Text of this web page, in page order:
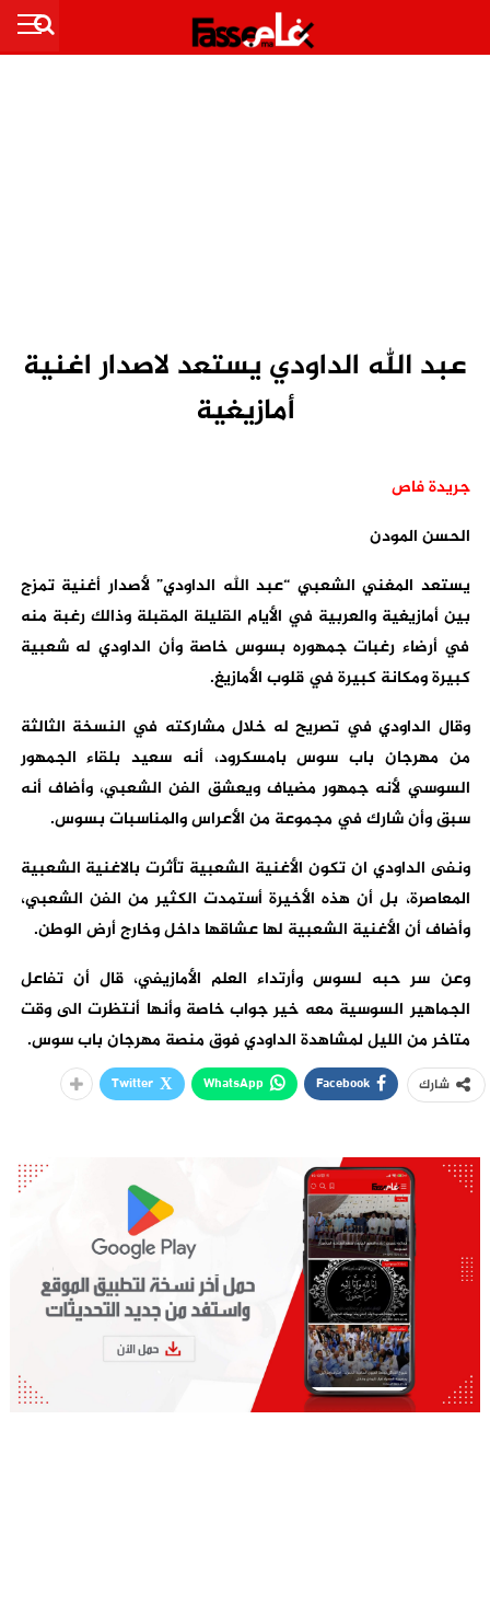
عبد الله الداودي يستعد لاصدار اغنية
أمازيغية
جريدة فاص
الحسن المودن
يستعد المغني الشعبي “عبد الله الداودي” لأصدار أغنية تمزج
بين أمازيغية والعربية في الأيام القليلة المقبلة وذالك رغبة منه
في أرضاء رغبات جمهوره بسوس خاصة وأن الداودي له شعبية
كبيرة ومكانة كبيرة في قلوب الأمازيغ.
وقال الداودي في تصريح له خلال مشاركته في النسخة الثالثة
من مهرجان باب سوس بامسكرود، أنه سعيد بلقاء الجمهور
السوسي لأنه جمهور مضياف ويعشق الفن الشعبي، وأضاف أنه
سبق وأن شارك في مجموعة من الأعراس والمناسبات بسوس.
ونفى الداودي ان تكون الأغنية الشعبية تأثرت بالاغنية الشعبية
المعاصرة، بل أن هذه الأخيرة أستمدت الكثير من الفن الشعبي،
وأضاف أن الأغنية الشعبية لها عشاقها داخل وخارج أرض الوطن.
وعن سر حبه لسوس وأرتداء العلم الأمازيفي، قال أن تفاعل
الجماهير السوسية معه خير جواب خاصة وأنها أنتظرت الى وقت
متاخر من الليل لمشاهدة الداودي فوق منصة مهرجان باب سوس.
شارك Facebook
WhatsApp
Twitter